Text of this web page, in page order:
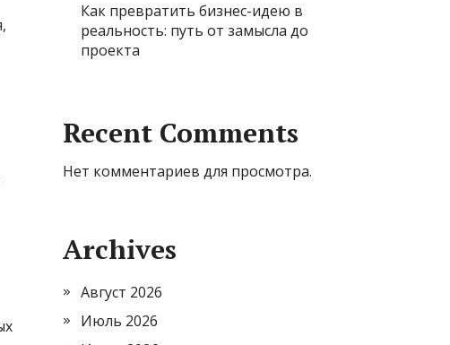
Как превратить бизнес-идею в
реальность: путь от замысла до
проекта
Recent Comments
Нет комментариев для просмотра.
Archives
Август 2026
Июль 2026